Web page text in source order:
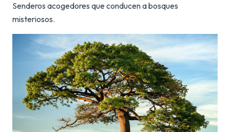
Senderos acogedores que conducen a bosques
misteriosos.